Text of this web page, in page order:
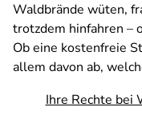
Waldbrände wüten,
trotzdem hinfahren –
Ob eine kostenfreie
allem davon ab,
Ihre Rechte bei